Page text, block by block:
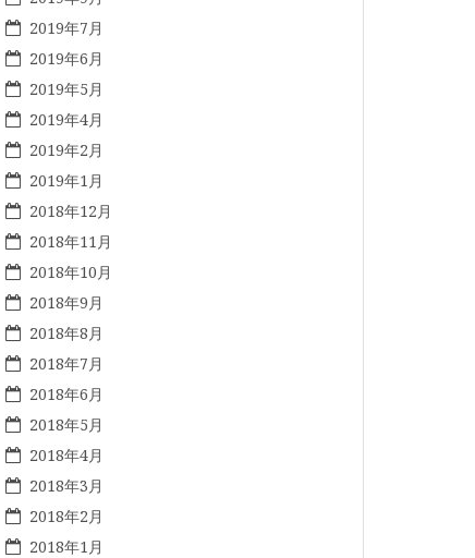
2019年7月
2019年6月
2019年5月
2019年4月
2019年2月
2019年1月
2018年12月
2018年11月
2018年10月
2018年9月
2018年8月
2018年7月
2018年6月
2018年5月
2018年4月
2018年3月
2018年2月
2018年1月